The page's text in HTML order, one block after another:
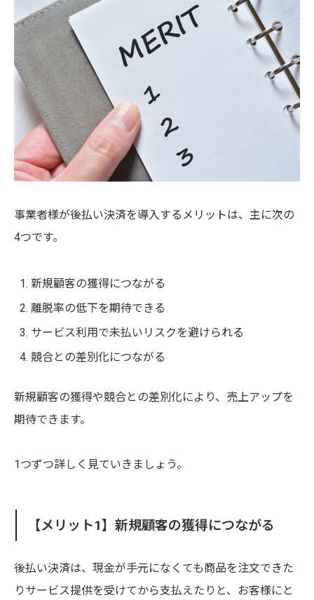
事業者様が後払い決済を導入するメリットは、主に次の
4つです。
新規顧客の獲得につながる
離脱率の低下を期待できる
サービス利用で未払いリスクを避けられる
競合との差別化につながる
新規顧客の獲得や競合との差別化により、売上アップを
期待できます。
1つずつ詳しく見ていきましょう。
【メリット1】新規顧客の獲得につながる
後払い決済は、現金が手元になくても商品を注文できた
りサービス提供を受けてから支払えたりと、お客様にと